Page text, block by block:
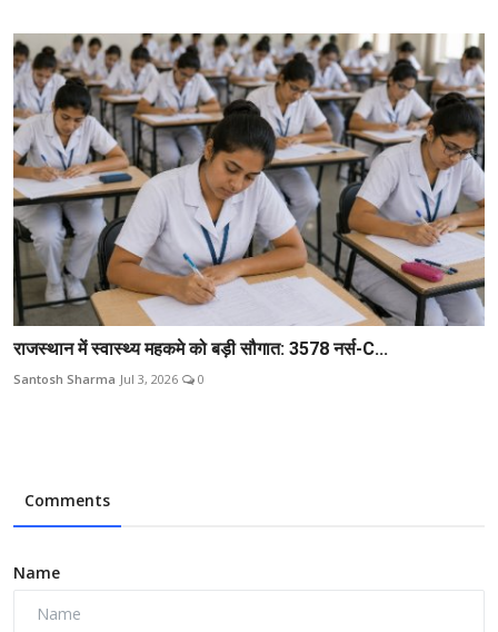
राजस्थान में स्वास्थ्य महकमे को बड़ी सौगात: 3578 नर्स-C...
Santosh Sharma Jul 3, 2026 0
Comments
Name